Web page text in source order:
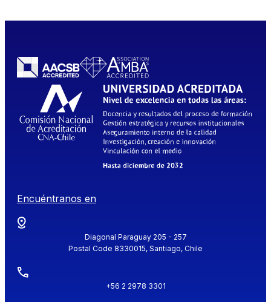
Encuéntranos en
Diagonal Paraguay 205 - 257
Postal Code 8330015, Santiago, Chile
+56 2 2978 3301